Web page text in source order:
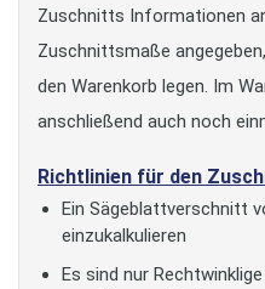
Zuschnitts Informationen
Zuschnittsmaße
den Warenkorb legen. Im
anschließend auch noch
Richtlinien für den
Ein Sägeblattverschnitt
einzukalkulieren
Es sind nur